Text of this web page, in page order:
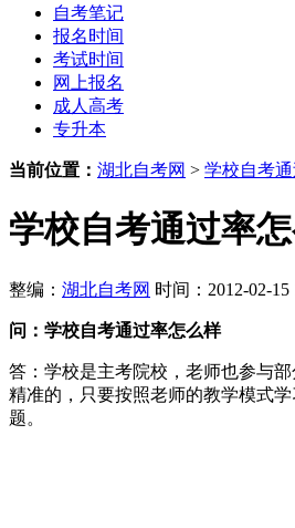
自考笔记
报名时间
考试时间
网上报名
成人高考
专升本
当前位置： 湖北自考网 > 学校自考
学校自考通过率
整编： 湖北自考网 时间：2012-02-15
问：学校自考通过率怎么样
答：学校是主考院校，老师也参与
精准的，只要按照老师的教学模式
题。